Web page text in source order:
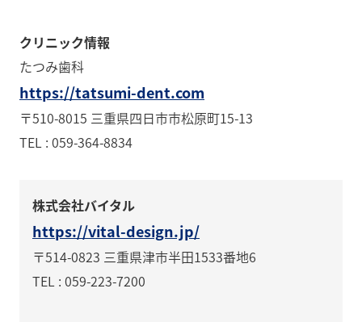
クリニック情報
たつみ歯科
https://tatsumi-dent.com
〒510-8015 三重県四日市市松原町15-13
TEL : 059-364-8834
株式会社バイタル
https://vital-design.jp/
〒514-0823 三重県津市半田1533番地6
TEL : 059-223-7200